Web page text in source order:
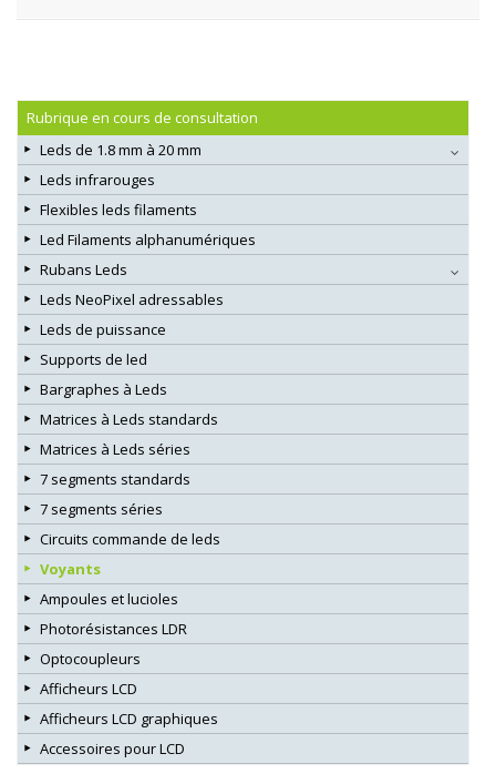
Rubrique en cours de consultation
Leds de 1.8 mm à 20 mm
Leds infrarouges
Flexibles leds filaments
Led Filaments alphanumériques
Rubans Leds
Leds NeoPixel adressables
Leds de puissance
Supports de led
Bargraphes à Leds
Matrices à Leds standards
Matrices à Leds séries
7 segments standards
7 segments séries
Circuits commande de leds
Voyants
Ampoules et lucioles
Photorésistances LDR
Optocoupleurs
Afficheurs LCD
Afficheurs LCD graphiques
Accessoires pour LCD